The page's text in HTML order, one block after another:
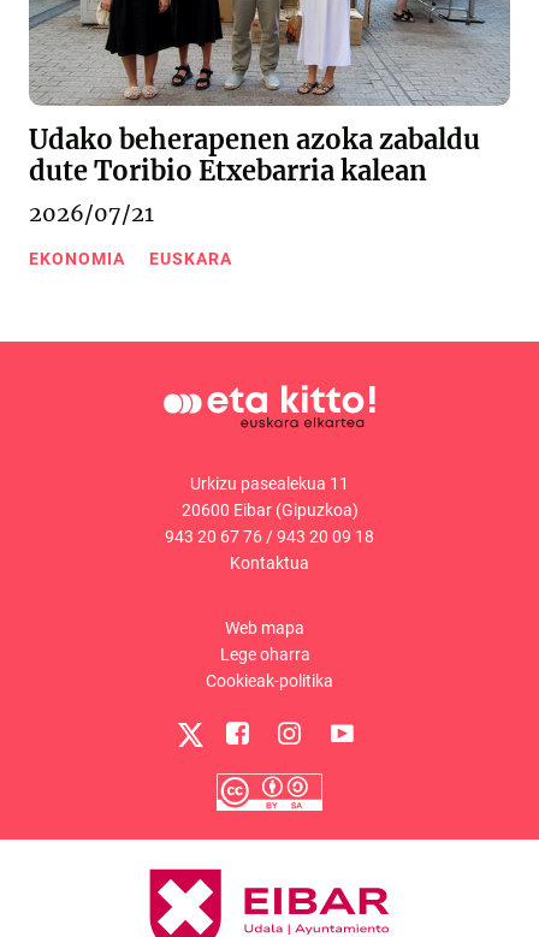
Udako beherapenen azoka zabaldu
dute Toribio Etxebarria kalean
2026/07/21
EKONOMIA EUSKARA
Urkizu pasealekua 11
20600 Eibar (Gipuzkoa)
943 20 67 76 /943 20 09 18
Kontaktua
Web mapa
Lege oharra
Cookieak-politika